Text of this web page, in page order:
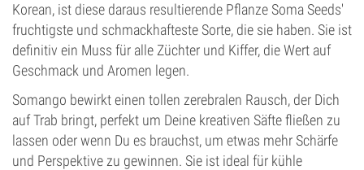
Korean, ist diese daraus resultierende Pflanze Soma Seeds'
fruchtigste und schmackhafteste Sorte, die sie haben. Sie ist
definitiv ein Muss für alle Züchter und Kiffer, die Wert auf
Geschmack und Aromen legen.
Somango bewirkt einen tollen zerebralen Rausch, der Dich
auf Trab bringt, perfekt um Deine kreativen Säfte fließen zu
lassen oder wenn Du es brauchst, um etwas mehr Schärfe
und Perspektive zu gewinnen. Sie ist ideal für kühle